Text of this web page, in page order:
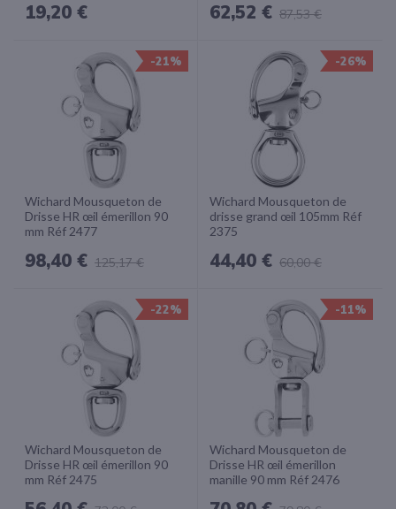
19,20 € 62,52 € 87,53 €
-21%
Wichard Mousqueton de
Drisse HR œil émerillon 90
mm Réf 2477
98,40 € 125,17 €
-26%
Wichard Mousqueton de
drisse grand œil 105mm Réf
2375
44,40 € 60,00 €
-22%
Wichard Mousqueton de
Drisse HR œil émerillon 90
mm Réf 2475
-11%
Wichard Mousqueton de
Drisse HR œil émerillon
manille 90 mm Réf 2476